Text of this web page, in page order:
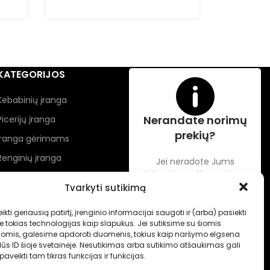
Tvarkyti sutikimą
geriausią patirtį, įrenginio informacijai saugoti ir (arba) pasiekti
tokias technologijas kaip slapukus. Jei sutiksime su šiomis
galėsime apdoroti duomenis, tokius kaip naršymo elgsena
ID šioje svetainėje. Nesutikimas arba sutikimo atšaukimas gali
tam tikras funkcijas ir funkcijas.
įranga
įranga
gėrimams
įranga
Nerandate norimų
prekių?
Jei neradote Jums
tinkančių prekių prašome
susisiekti kontaktuose
el. paštu.